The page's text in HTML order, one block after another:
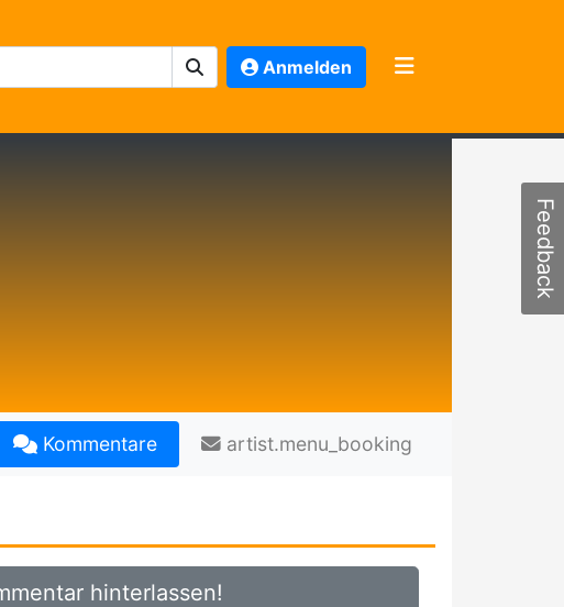
Anmelden
Kommentare artist.menu_booking
hinterlassen!
Feedback